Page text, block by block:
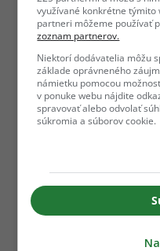
využívané konkrétne
partneri môžeme používať
zoznam partnerov.
Niektorí dodávatelia môžu
základe oprávneného
námietku pomocou
v ponuke webu nájdite
spravovať alebo odvolať
súkromia a súborov cookie.